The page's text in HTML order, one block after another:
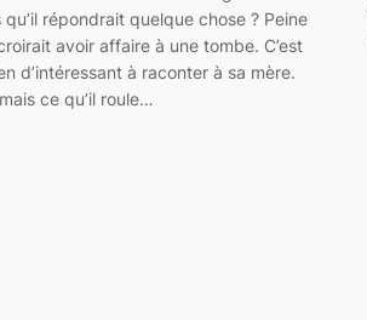
répondrait quelque chose ? Peine
avoir affaire à une tombe. C’est
d’intéressant à raconter à sa mère.
ce qu’il roule…